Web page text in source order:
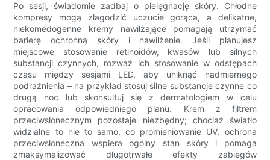
Po sesji, świadomie zadbaj o pielęgnację skóry. Chłodne
kompresy mogą złagodzić uczucie gorąca, a delikatne,
niekomedogenne kremy nawilżające pomagają utrzymać
barierę ochronną skóry i nawilżenie. Jeśli planujesz
miejscowe stosowanie retinoidów, kwasów lub silnych
substancji czynnych, rozważ ich stosowanie w odstępach
czasu między sesjami LED, aby uniknąć nadmiernego
podrażnienia – na przykład stosuj silne substancje czynne co
drugą noc lub skonsultuj się z dermatologiem w celu
opracowania odpowiedniego planu. Krem z filtrem
przeciwsłonecznym pozostaje niezbędny; chociaż światło
widzialne to nie to samo, co promieniowanie UV, ochrona
przeciwsłoneczna wspiera ogólny stan skóry i pomaga
zmaksymalizować długotrwałe efekty zabiegów